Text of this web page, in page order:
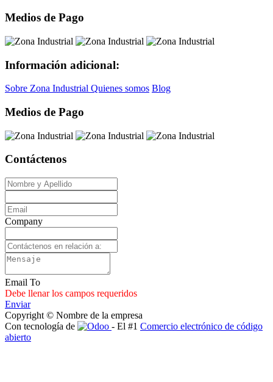
Medios de Pago
Información adicional:
Sobre Zona Industrial Quienes somos Blog
Medios de Pago
Contáctenos
Company
Email To
Debe llenar los campos requeridos
Enviar
Copyright © Nombre de la empresa
Con tecnología de
- El #1 Comercio electrónico de código
abierto